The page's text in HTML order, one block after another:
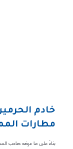
خادم
مطارات
بناءً على ما عرضه صاحب